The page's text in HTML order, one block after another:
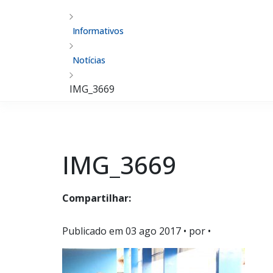
Informativos
Notícias
IMG_3669
IMG_3669
Compartilhar:
Publicado em 03 ago 2017 • por •